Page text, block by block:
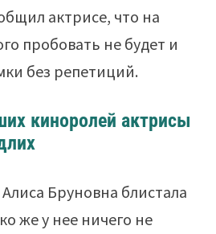
актрисе, что на
пробовать не будет и
без репетиций.
киноролей актрисы
Бруновна блистала
же у нее ничего не